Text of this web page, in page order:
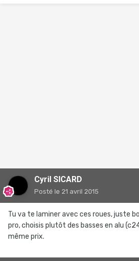
Cyril SICARD
Posté le 21 avril 2015
Tu va te laminer avec ces roues, juste
pro, choisis plutôt des basses en alu
même prix.